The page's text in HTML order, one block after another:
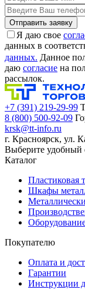
Я даю свое
данных в
данных. Данное
даю согласие на
рассылок.
+7 (391) 219-29-99
8 (800) 500-92-09
krsk@tt-info.ru
г. Красноярск, ул.
Выберите удобный
Каталог
Пластиковая
Шкафы
Покупателю
Оплата и
Гарантии
Инструкции